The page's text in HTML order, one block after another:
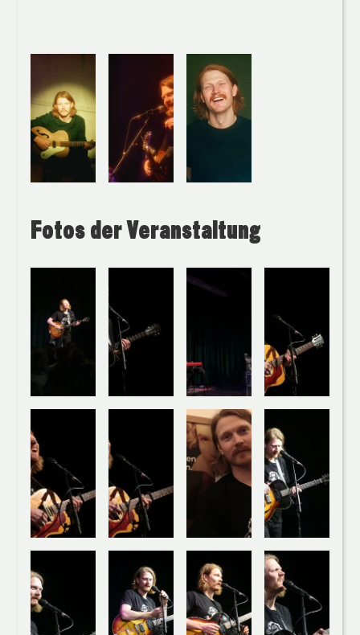
Fotos der Veranstaltung